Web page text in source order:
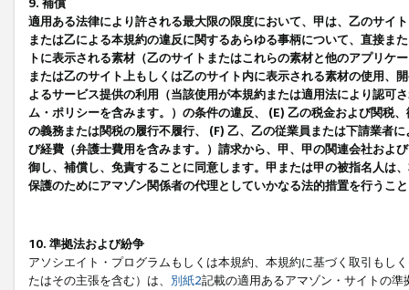
9. 補償
適用ある法律により許される最大限の限度において、甲は、乙のサイ
または乙による本規約の違反に関するあらゆる事柄について、直接ま
トに表示される素材（乙のサイトまたはこれらの素材と他のアプリ
または乙のサイト上もしくは乙のサイト内に表示される素材の使用、
よるサービス提供の利用（当該使用が本規約または適用法により認可
ム・ポリシーを含みます。）の条件の違反、 (E) 乙の税金および関税
の義務または関税の履行不履行、 (F) 乙、乙の従業員または下請業者
び経費（弁護士費用を含みます。）請求から、甲、甲の関連会社およ
御し、補償し、免責することに同意します。甲または甲の被指名人は
保護のためにアマゾン関係者の代理としていかなる法的措置を行うこ
10. 準拠法および紛争
アソシエイト・プログラムもしくは本規約、本規約に基づく取引もし
たはその主張を含む）は、 別紙2記載の適用あるアマゾン・サイトの